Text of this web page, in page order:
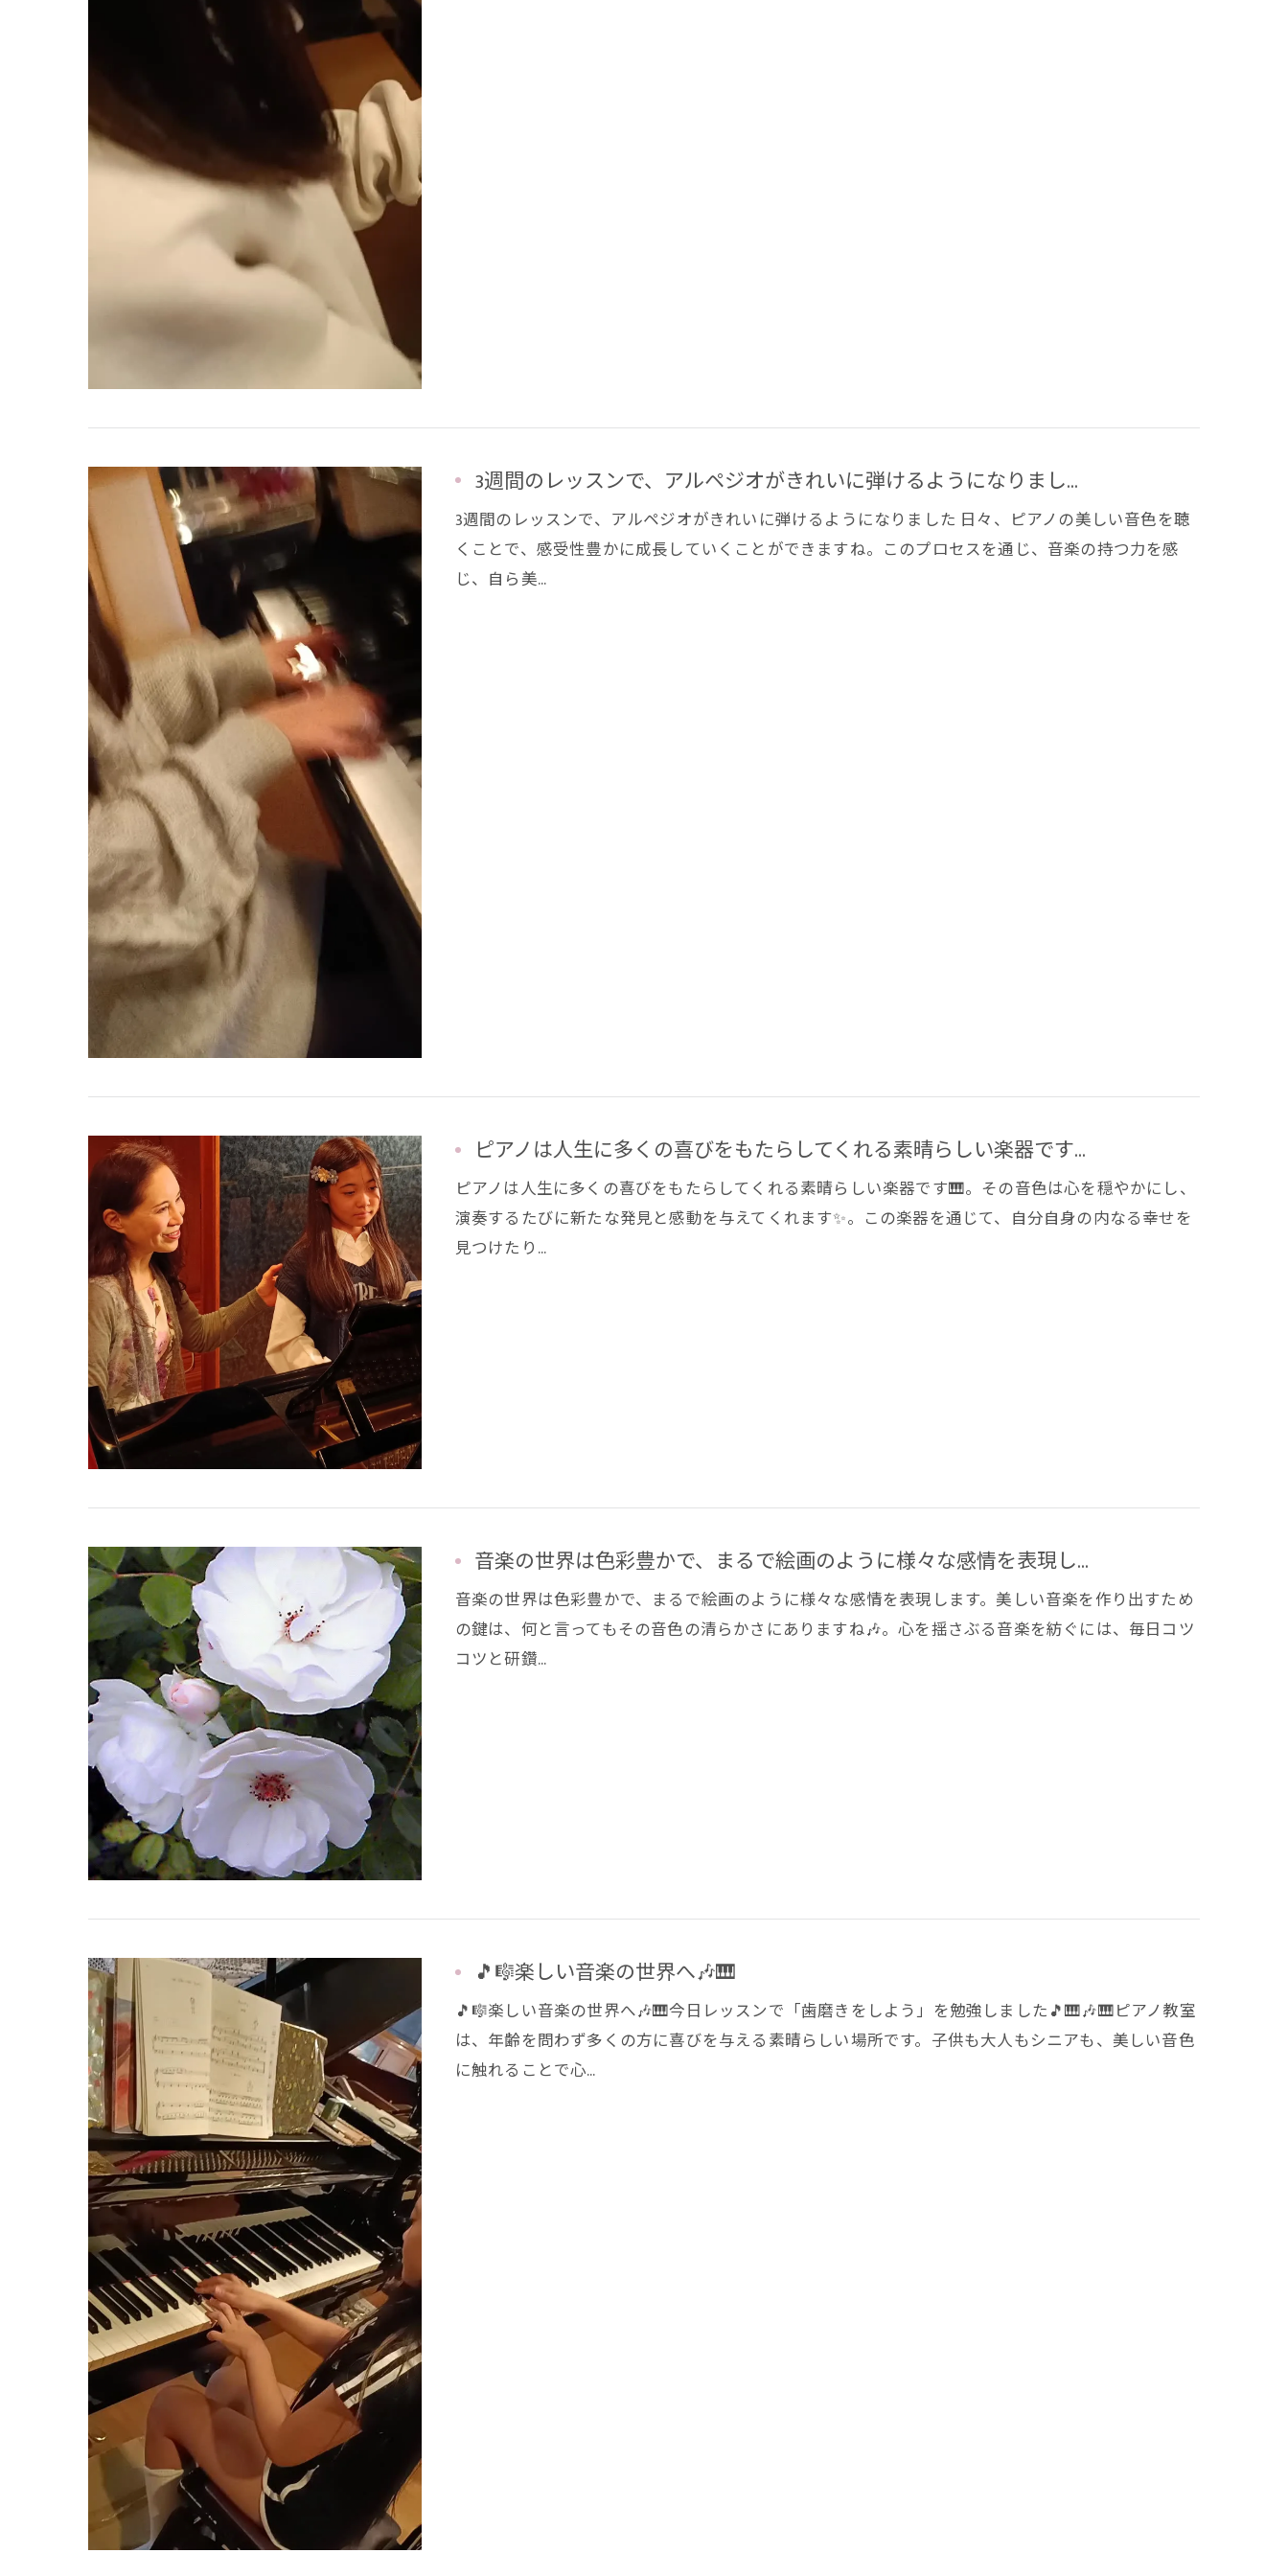
3週間のレッスンで、アルペジオがきれいに弾けるようになりまし...
3週間のレッスンで、アルペジオがきれいに弾けるようになりました 日々、ピアノの美しい音色を聴
くことで、感受性豊かに成長していくことができますね。このプロセスを通じ、音楽の持つ力を感
じ、自ら美…
ピアノは人生に多くの喜びをもたらしてくれる素晴らしい楽器です...
ピアノは人生に多くの喜びをもたらしてくれる素晴らしい楽器です🎹。その音色は心を穏やかにし、
演奏するたびに新たな発見と感動を与えてくれます✨。この楽器を通じて、自分自身の内なる幸せを
見つけたり…
音楽の世界は色彩豊かで、まるで絵画のように様々な感情を表現し...
音楽の世界は色彩豊かで、まるで絵画のように様々な感情を表現します。美しい音楽を作り出すため
の鍵は、何と言ってもその音色の清らかさにありますね🎶。心を揺さぶる音楽を紡ぐには、毎日コツ
コツと研鑽…
🎵🎼楽しい音楽の世界へ🎶🎹
🎵🎼楽しい音楽の世界へ🎶🎹今日レッスンで「歯磨きをしよう」を勉強しました🎵🎹🎶🎹ピアノ教室
は、年齢を問わず多くの方に喜びを与える素晴らしい場所です。子供も大人もシニアも、美しい音色
に触れることで心…
お問い合わせはこちら